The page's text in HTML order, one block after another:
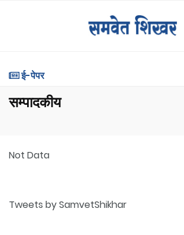
ई-पेपर
सम्पादकीय
Not Data
Tweets by SamvetShikhar